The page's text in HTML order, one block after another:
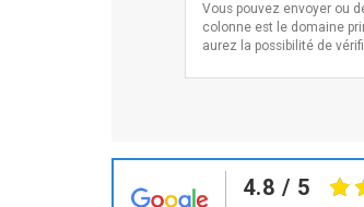
Vous pouvez envoyer ou
colonne est le domaine
aurez la possibilité de
4.8 / 5